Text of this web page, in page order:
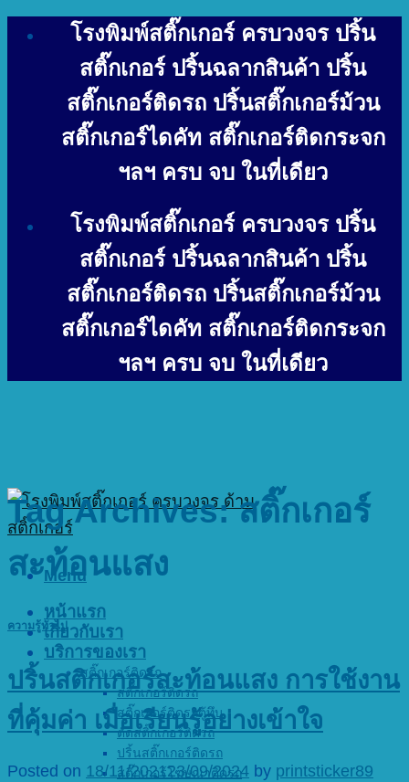
โรงพิมพ์สติ๊กเกอร์ ครบวงจร ปริ้น
สติ๊กเกอร์ ปริ้นฉลากสินค้า ปริ้น
สติ๊กเกอร์ติดรถ ปริ้นสติ๊กเกอร์ม้วน
สติ๊กเกอร์ไดคัท สติ๊กเกอร์ติดกระจก
ฯลฯ ครบ จบ ในที่เดียว
โรงพิมพ์สติ๊กเกอร์ ครบวงจร ปริ้น
สติ๊กเกอร์ ปริ้นฉลากสินค้า ปริ้น
สติ๊กเกอร์ติดรถ ปริ้นสติ๊กเกอร์ม้วน
สติ๊กเกอร์ไดคัท สติ๊กเกอร์ติดกระจก
ฯลฯ ครบ จบ ในที่เดียว
Menu
หน้าแรก
เกี่ยวกับเรา
บริการของเรา
สติ๊กเกอร์ติดรถ
สติ๊กเกอร์ติดรถ
สติ๊กเกอร์ติดรถตู้ทึบ
ตัดสติ๊กเกอร์ติดรถ
ปริ้นสติ๊กเกอร์ติดรถ
สติ๊กเกอร์โฆษณาติดรถ
Tag Archives:สติ๊กเกอร์
สะท้อนแสง
ความรู้ทั่วไป
ปริ้นสติกเกอร์สะท้อนแสง การใช้งาน
ที่คุ้มค่า เมื่อเรียนรู้อย่างเข้าใจ
Posted on 18/11/202123/09/2024 by printsticker89